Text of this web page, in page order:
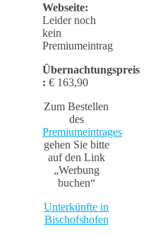
Webseite:
Leider noch
kein
Premiumeintrag
Übernachtungspreis
: € 163,90
Zum Bestellen
des
Premiumeintrages
gehen Sie bitte
auf den Link
„Werbung
buchen“
Unterkünfte in
Bischofshofen